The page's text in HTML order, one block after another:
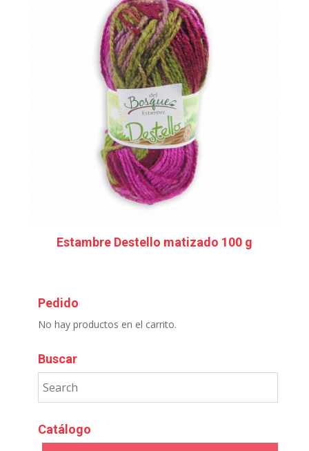
Estambre Destello matizado 100 g
Pedido
No hay productos en el carrito.
Buscar
Catálogo